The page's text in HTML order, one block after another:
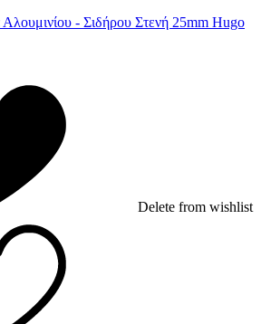
Delete from wishlist